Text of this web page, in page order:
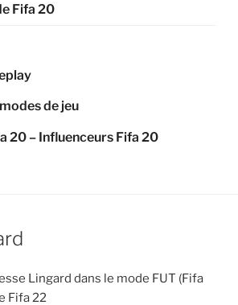
Fifa 20
de jeu
20 – Influenceurs Fifa 20
Lingard dans le mode FUT (Fifa
Fifa 22